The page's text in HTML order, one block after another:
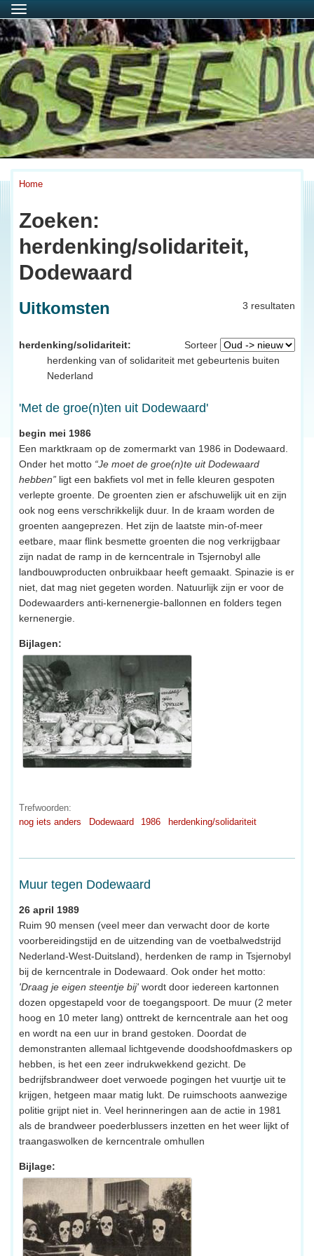
Menu
Home
Zoeken:
herdenking/solidariteit,
Dodewaard
3 resultaten
Uitkomsten
Sorteer
herdenking/solidariteit:
herdenking van of solidariteit met gebeurtenis buiten
Nederland
'Met de groe(n)ten uit Dodewaard'
begin mei 1986
Een marktkraam op de zomermarkt van 1986 in Dodewaard.
Onder het motto “Je moet de groe(n)te uit Dodewaard
hebben” ligt een bakfiets vol met in felle kleuren gespoten
verlepte groente. De groenten zien er afschuwelijk uit en zijn
ook nog eens verschrikkelijk duur. In de kraam worden de
groenten aangeprezen. Het zijn de laatste min-of-meer
eetbare, maar flink besmette groenten die nog verkrijgbaar
zijn nadat de ramp in de kerncentrale in Tsjernobyl alle
landbouwproducten onbruikbaar heeft gemaakt. Spinazie is er
niet, dat mag niet gegeten worden. Natuurlijk zijn er voor de
Dodewaarders anti-kernenergie-ballonnen en folders tegen
kernenergie.
Bijlagen:
Trefwoorden:
nog iets anders
Dodewaard 1986 herdenking/solidariteit
Muur tegen Dodewaard
26 april 1989
Ruim 90 mensen (veel meer dan verwacht door de korte
voorbereidingstijd en de uitzending van de voetbalwedstrijd
Nederland-West-Duitsland), herdenken de ramp in Tsjernobyl
bij de kerncentrale in Dodewaard. Ook onder het motto:
'Draag je eigen steentje bij' wordt door iedereen kartonnen
dozen opgestapeld voor de toegangspoort. De muur (2 meter
hoog en 10 meter lang) onttrekt de kerncentrale aan het oog
en wordt na een uur in brand gestoken. Doordat de
demonstranten allemaal lichtgevende doodshoofdmaskers op
hebben, is het een zeer indrukwekkend gezicht. De
bedrijfsbrandweer doet verwoede pogingen het vuurtje uit te
krijgen, hetgeen maar matig lukt. De ruimschoots aanwezige
politie grijpt niet in. Veel herinneringen aan de actie in 1981
als de brandweer poederblussers inzetten en het weer lijkt of
traangaswolken de kerncentrale omhullen
Bijlage: